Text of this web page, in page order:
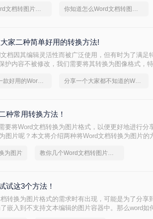
你知道的Word文档转图片方法吗？ 你知道怎么Word文档转图片吗？
家二种简单好用的转换方法!
档因其编辑灵活性而被广泛使用，但有时为了满足
护内容不被修改，我们需要将其转换为图像格式，
成jpg图片呢？本文将介绍两种常用的Word转JPG的
给大家安利一款好用的Word文档转图片软件 分享一个大家都不知道的Word文档转图片方法
种常用转换方法！
将Word文档转换为图片格式，以便更好地进行分享
图片呢？本文将介绍两种将Word文档转换为图片的
为图片 教你几个Word文档转图片的方法
试这3个方法！
转换为图片格式的需求时有出现，可能是为了分享
嵌入到不支持文本编辑的图片容器中。那么word如